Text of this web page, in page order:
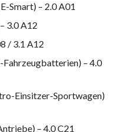
Smart) – 2.0 A01
3.0 A12
/ 3.1 A12
– 4.0
Einsitzer-Sportwagen)
– 4.0 C21